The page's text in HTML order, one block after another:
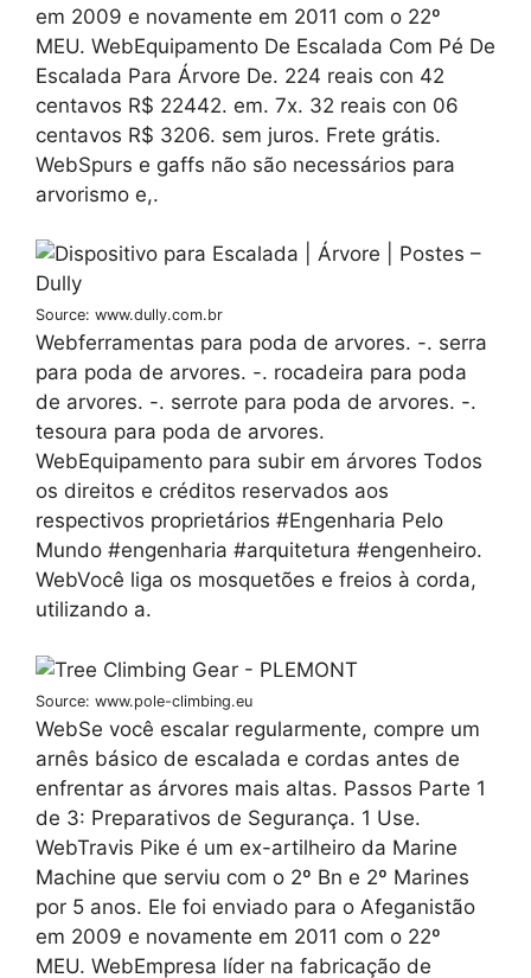
em 2009 e novamente em 2011 com o 22º
MEU. WebEquipamento De Escalada Com Pé De
Escalada Para Árvore De. 224 reais con 42
centavos R$ 22442. em. 7x. 32 reais con 06
centavos R$ 3206. sem juros. Frete grátis.
WebSpurs e gaffs não são necessários para
arvorismo e,.
Source: www.dully.com.br
Webferramentas para poda de arvores. -. serra
para poda de arvores. -. rocadeira para poda
de arvores. -. serrote para poda de arvores. -.
tesoura para poda de arvores.
WebEquipamento para subir em árvores Todos
os direitos e créditos reservados aos
respectivos proprietários #Engenharia Pelo
Mundo #engenharia #arquitetura #engenheiro.
WebVocê liga os mosquetões e freios à corda,
utilizando a.
Source: www.pole-climbing.eu
WebSe você escalar regularmente, compre um
arnês básico de escalada e cordas antes de
enfrentar as árvores mais altas. Passos Parte 1
de 3: Preparativos de Segurança. 1 Use.
WebTravis Pike é um ex-artilheiro da Marine
Machine que serviu com o 2º Bn e 2º Marines
por 5 anos. Ele foi enviado para o Afeganistão
em 2009 e novamente em 2011 com o 22º
MEU. WebEmpresa líder na fabricação de